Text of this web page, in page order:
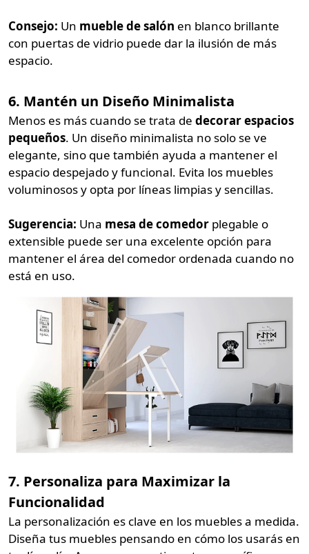
Consejo: Un mueble de salón en blanco brillante
con puertas de vidrio puede dar la ilusión de más
espacio.
6. Mantén un Diseño Minimalista
Menos es más cuando se trata de decorar espacios
pequeños. Un diseño minimalista no solo se ve
elegante, sino que también ayuda a mantener el
espacio despejado y funcional. Evita los muebles
voluminosos y opta por líneas limpias y sencillas.
Sugerencia: Una mesa de comedor plegable o
extensible puede ser una excelente opción para
mantener el área del comedor ordenada cuando no
está en uso.
7. Personaliza para Maximizar la
Funcionalidad
La personalización es clave en los muebles a medida.
Diseña tus muebles pensando en cómo los usarás en